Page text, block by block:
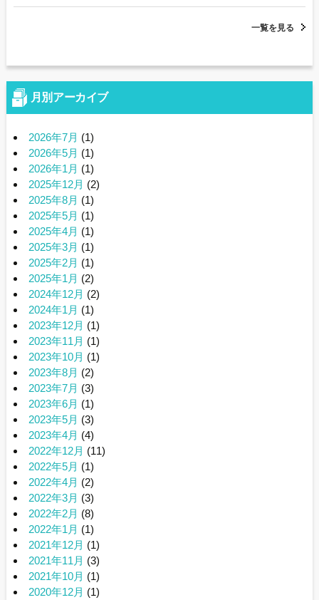
一覧を見る
月別アーカイブ
2026年7月 (1)
2026年5月 (1)
2026年1月 (1)
2025年12月 (2)
2025年8月 (1)
2025年5月 (1)
2025年4月 (1)
2025年3月 (1)
2025年2月 (1)
2025年1月 (2)
2024年12月 (2)
2024年1月 (1)
2023年12月 (1)
2023年11月 (1)
2023年10月 (1)
2023年8月 (2)
2023年7月 (3)
2023年6月 (1)
2023年5月 (3)
2023年4月 (4)
2022年12月 (11)
2022年5月 (1)
2022年4月 (2)
2022年3月 (3)
2022年2月 (8)
2022年1月 (1)
2021年12月 (1)
2021年11月 (3)
2021年10月 (1)
2020年12月 (1)